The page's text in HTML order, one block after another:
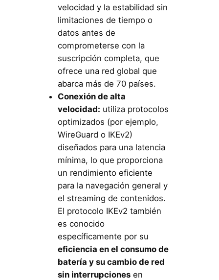
velocidad y la estabilidad sin
limitaciones de tiempo o
datos antes de
comprometerse con la
suscripción completa, que
ofrece una red global que
abarca más de 70 países.
Conexión de alta
velocidad: utiliza protocolos
optimizados (por ejemplo,
WireGuard o IKEv2)
diseñados para una latencia
mínima, lo que proporciona
un rendimiento eficiente
para la navegación general y
el streaming de contenidos.
El protocolo IKEv2 también
es conocido
específicamente por su
eficiencia en el consumo de
batería y su cambio de red
sin interrupcionesen